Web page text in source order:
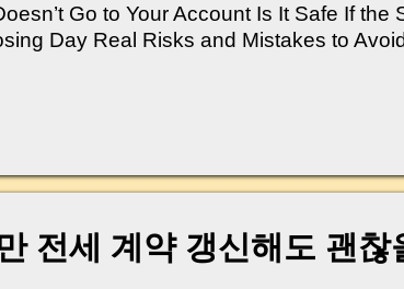
Go to Your Account Is It Safe If the
Day Real Risks and Mistakes to
이는 가장 긴장되는 순간 입니다. 실제로
떤 분은 이렇게 말씀하십니다. “내 대출
고 도망가면 어떡하죠?” 이 모든 불안, 사실
개 실무 기준으로 아주 쉽게 풀어드리겠
상 두려운 날이 아니라 “내 집을 완성하
전세 계약 갱신해도 괜